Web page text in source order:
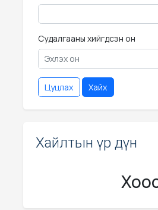
Судалгааны хийгдсэн он
Цуцлах Хайх
Хайлтын үр дүн